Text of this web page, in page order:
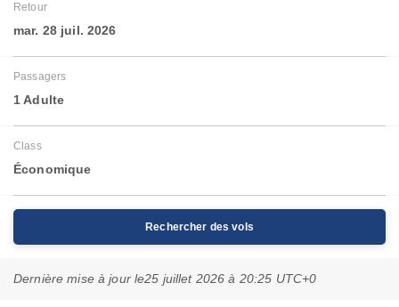
Retour
mar. 28 juil. 2026
Passagers
1 Adulte
Class
Économique
Rechercher des vols
Dernière mise à jour le25 juillet 2026 à 20:25 UTC+0